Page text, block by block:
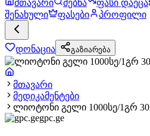
მთავარი ძებნა ფასი დაეცა
შენახული
ფასები პროფილი
დონაცია გაზიარება
მთავარი
მედიკამენტები
ლიოტონი გელი 1000სე/1გრ
gpc.ge